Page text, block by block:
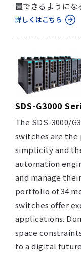
置できるようにな
詳しくはこちら
SDS-G3000
The SDS-3000/
switches are
simplicity and
automation
and manage
portfolio of 34
switches offer
applications.
space
to a digital